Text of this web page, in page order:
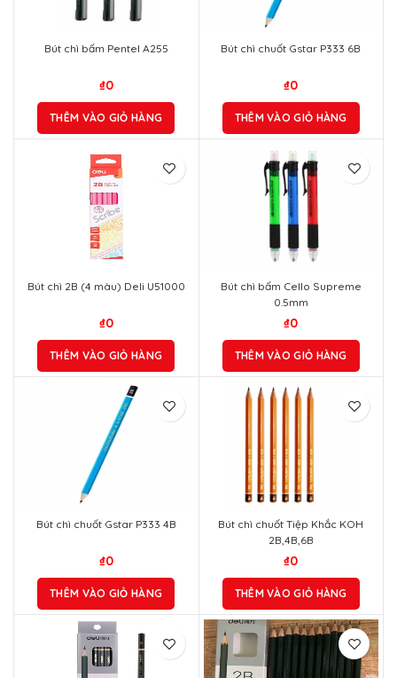
Bút chì bấm Pentel A255
₫0
THÊM VÀO GIỎ HÀNG
Bút chì chuốt Gstar P333 6B
₫0
THÊM VÀO GIỎ HÀNG
Bút chì 2B (4 màu) Deli U51000
₫0
THÊM VÀO GIỎ HÀNG
Bút chì bấm Cello Supreme
0.5mm
₫0
THÊM VÀO GIỎ HÀNG
Bút chì chuốt Gstar P333 4B
₫0
THÊM VÀO GIỎ HÀNG
Bút chì chuốt Tiệp Khắc KOH
2B,4B,6B
₫0
THÊM VÀO GIỎ HÀNG